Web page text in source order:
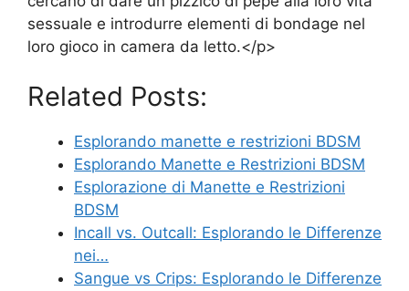
sessuale e introdurre elementi di bondage nel
loro gioco in camera da letto.</p>
Related Posts:
Esplorando manette e restrizioni BDSM
Esplorando Manette e Restrizioni BDSM
Esplorazione di Manette e Restrizioni
BDSM
Incall vs. Outcall: Esplorando le Differenze
nei…
Sangue vs Crips: Esplorando le Differenze